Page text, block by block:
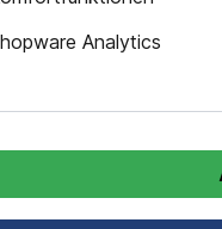
RoHS-konform
Analytics